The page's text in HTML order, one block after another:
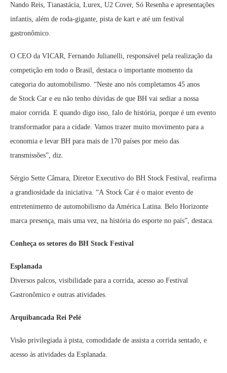
Nando Reis, Tianastácia, Lurex, U2 Cover, Só Resenha e apresentações
infantis, além de roda-gigante, pista de kart e até um festival
gastronômico.
O CEO da VICAR, Fernando Julianelli, responsável pela realização da
competição em todo o Brasil, destaca o importante momento da
categoria do automobilismo. “Neste ano nós completamos 45 anos
de Stock Car e eu não tenho dúvidas de que BH vai sediar a nossa
maior corrida. E quando digo isso, falo de história, porque é um evento
transformador para a cidade. Vamos trazer muito movimento para a
economia e levar BH para mais de 170 países por meio das
transmissões”, diz.
Sérgio Sette Câmara, Diretor Executivo do BH Stock Festival, reafirma
a grandiosidade da iniciativa. “A Stock Car é o maior evento de
entretenimento de automobilismo da América Latina. Belo Horizonte
marca presença, mais uma vez, na história do esporte no país”, destaca.
Conheça os setores do BH Stock Festival
Esplanada
Diversos palcos, visibilidade para a corrida, acesso ao Festival
Gastronômico e outras atividades.
Arquibancada Rei Pelé
Visão privilegiada à pista, comodidade de assista a corrida sentado, e
acesso às atividades da Esplanada.